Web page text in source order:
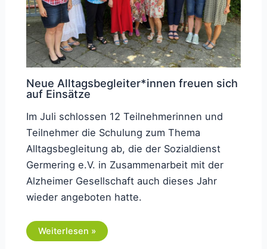
Neue Alltagsbegleiter*innen freuen sich
auf Einsätze
Im Juli schlossen 12 Teilnehmerinnen und
Teilnehmer die Schulung zum Thema
Alltagsbegleitung ab, die der Sozialdienst
Germering e.V. in Zusammenarbeit mit der
Alzheimer Gesellschaft auch dieses Jahr
wieder angeboten hatte.
Weiterlesen »